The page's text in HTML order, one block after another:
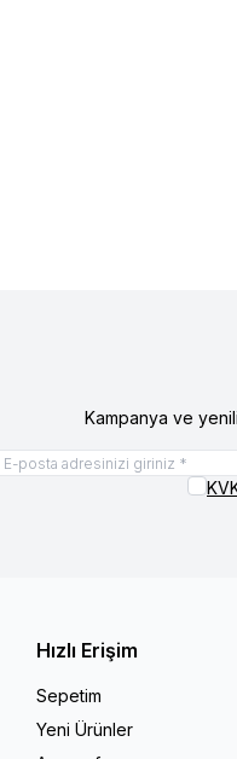
Kampanya ve
Hızlı Erişim
Sepetim
Yeni Ürünler